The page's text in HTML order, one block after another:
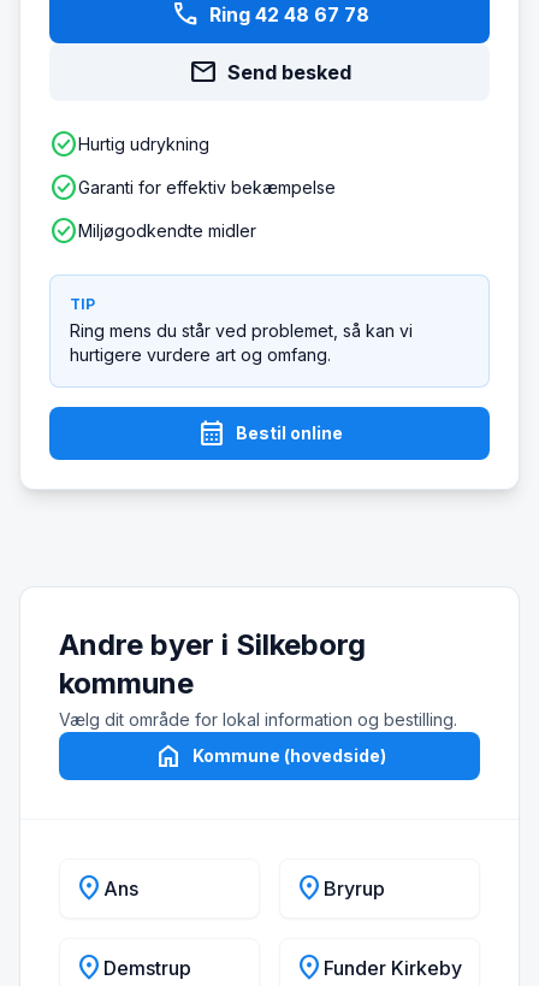
phone Ring 42 48 67 78
mail Send besked
check_circleHurtig udrykning
check_circleGaranti for effektiv bekæmpelse
check_circleMiljøgodkendte midler
TIP
Ring mens du står ved problemet, så kan vi
hurtigere vurdere art og omfang.
calendar_month Bestil online
Andre byer i Silkeborg
kommune
Vælg dit område for lokal information og bestilling.
home Kommune (hovedside)
location_on Ans location_on Bryrup
location_on Demstrup location_on Funder Kirkeby